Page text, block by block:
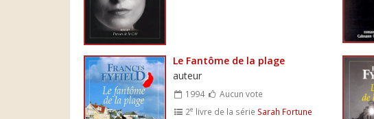
Le Fantôme de la plage
auteur
1994
Aucun vote
2e livre de la série Sarah Fortune